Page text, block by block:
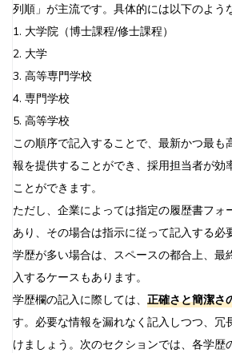
列順」が主流です。具体的には以下のよう
1. 大学院（博士課程/修士課程）
2. 大学
3. 高等専門学校
4. 専門学校
5. 高等学校
この順序で記入することで、最新かつ最も
報を提供することができ、採用担当者が効
ことができます。
ただし、企業によっては指定の履歴書フォ
あり、その場合は指示に従って記入する必
学歴が多い場合は、スペースの都合上、最
入するケースもあります。
学歴欄の記入に際しては、 正確さと簡潔さ
す。必要な情報を漏れなく記入しつつ、冗
けましょう。次のセクションでは、各学歴